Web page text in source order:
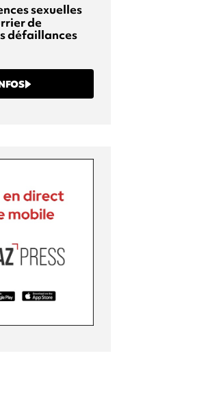
sexuelles
de
défaillances